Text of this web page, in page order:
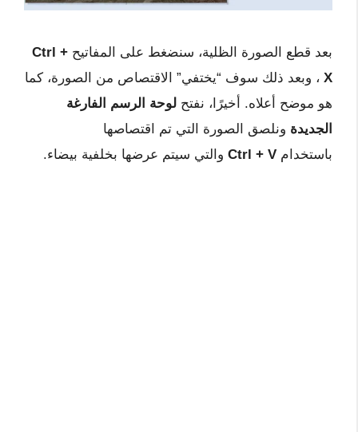
بعد قطع الصورة الظلية، سنضغط على المفاتيح Ctrl +
X ، وبعد ذلك سوف “يختفي” الاقتصاص من الصورة، كما
هو موضح أعلاه. أخيرًا، نفتح لوحة الرسم الفارغة
الجديدة ونلصق الصورة التي تم اقتصاصها
باستخدام Ctrl + V والتي سيتم عرضها بخلفية بيضاء.